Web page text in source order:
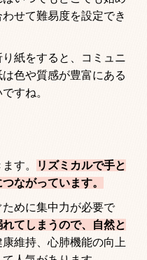
せて難易度を設定でき
紙をすると、コミュニ
色や質感が豊富にある
すね。
す。
リズミカルで手と
ながっています。
めに集中力が必要で
てしまうので、自然と
康維持、心肺機能の向上